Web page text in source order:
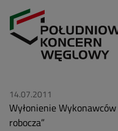
14.07.2011
Wyłonienie
robocza”